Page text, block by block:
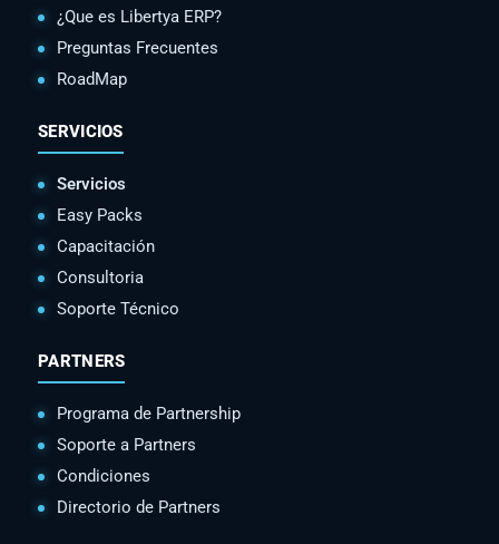
¿Que es Libertya ERP?
Preguntas Frecuentes
RoadMap
SERVICIOS
Servicios
Easy Packs
Capacitación
Consultoria
Soporte Técnico
PARTNERS
Programa de Partnership
Soporte a Partners
Condiciones
Directorio de Partners